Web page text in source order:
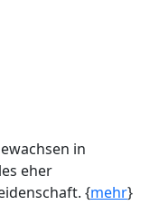
in
eher
{mehr}